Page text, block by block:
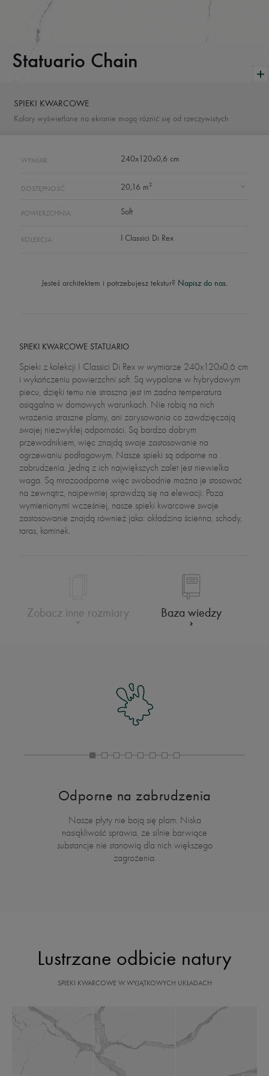
Statuario Chain
SPIEKI KWARCOWE
Kolory wyświetlane na ekranie mogą róznić się od rzeczywistych
WYMIAR: 240x120x0,6 cm
DOSTĘPNOŚĆ: 20,16 m2
POWIERZCHNIA: Soft
KOLEKCJA: I Classici Di Rex
Jesteś architektem i potrzebujesz tekstur? Napisz do nas.
SPIEKI KWARCOWE STATUARIO
Spieki z kolekcji I Classici Di Rex w wymiarze 240x120x0,6 cm
i wykończeniu powierzchni soft. Są wypalane w hybrydowym
piecu, dzięki temu nie straszna jest im żadna temperatura
osiągalna w domowych warunkach. Nie robią na nich
wrażenia straszne plamy, ani zarysowania co zawdzięczają
swojej niezwykłej odporności. Są bardzo dobrym
przewodnikiem, więc znajdą swoje zastosowanie na
ogrzewaniu podłogowym. Nasze spieki są odporne na
zabrudzenia. Jedną z ich największych zalet jest niewielka
waga. Są mrozoodporne więc swobodnie można je stosować
na zewnątrz, najpewniej sprawdzą się na elewacji. Poza
wymienionymi wcześniej, nasze spieki kwarcowe swoje
zastosowanie znajdą również jako: okładzina ścienna, schody,
taras, kominek.
Zobacz inne rozmiary Baza wiedzy
Odporne na zabrudzenia
Nasze płyty nie boją się plam. Niska
nasiąkliwość sprawia, że silnie barwiące
substancje nie stanowią dla nich większego
zagrożenia.
Lustrzane odbicie natury
SPIEKI KWARCOWE W WYJĄTKOWYCH UKŁADACH